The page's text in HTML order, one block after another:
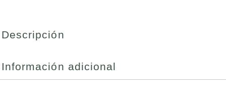
Descripción
Información adicional